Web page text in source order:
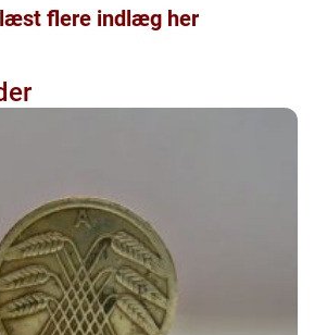
flere indlæg her